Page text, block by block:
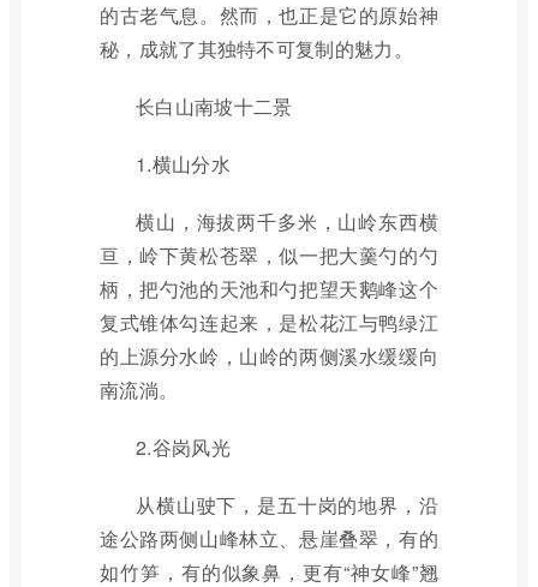
的古老气息。然而，也正是它的原始神
秘，成就了其独特不可复制的魅力。
长白山南坡十二景
1.横山分水
横山，海拔两千多米，山岭东西横
亘，岭下黄松苍翠，似一把大羹勺的勺
柄，把勺池的天池和勺把望天鹅峰这个
复式锥体勾连起来，是松花江与鸭绿江
的上源分水岭，山岭的两侧溪水缓缓向
南流淌。
2.谷岗风光
从横山驶下，是五十岗的地界，沿
途公路两侧山峰林立、悬崖叠翠，有的
如竹笋，有的似象鼻，更有“神女峰”翘